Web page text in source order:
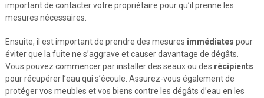
important de contacter votre propriétaire pour qu’il prenne les
mesures nécessaires.
Ensuite, il est important de prendre des mesures immédiates pour
éviter que la fuite ne s’aggrave et causer davantage de dégâts.
Vous pouvez commencer par installer des seaux ou des récipients
pour récupérer l’eau qui s’écoule. Assurez-vous également de
protéger vos meubles et vos biens contre les dégâts d’eau en les